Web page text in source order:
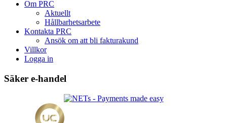
Om PRC
Aktuellt
Hållbarhetsarbete
Kontakta PRC
Ansök om att bli fakturakund
Villkor
Logga in
Säker e-handel